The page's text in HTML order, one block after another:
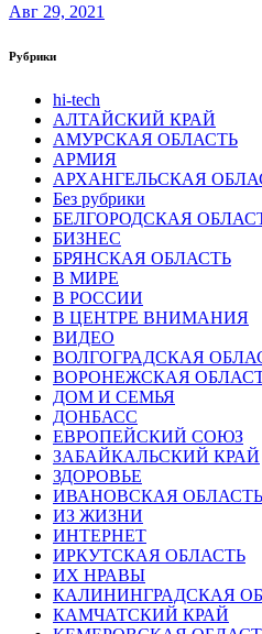
Авг 29, 2021
Рубрики
hi-tech
АЛТАЙСКИЙ КРАЙ
АМУРСКАЯ ОБЛАСТЬ
АРМИЯ
АРХАНГЕЛЬСКАЯ
Без рубрики
БЕЛГОРОДСКАЯ
БИЗНЕС
БРЯНСКАЯ ОБЛАСТЬ
В МИРЕ
В РОССИИ
В ЦЕНТРЕ ВНИМАНИЯ
ВИДЕО
ВОЛГОГРАДСКАЯ
ВОРОНЕЖСКАЯ
ДОМ И СЕМЬЯ
ДОНБАСС
ЕВРОПЕЙСКИЙ СОЮЗ
ЗАБАЙКАЛЬСКИЙ КРАЙ
ЗДОРОВЬЕ
ИВАНОВСКАЯ ОБЛАСТЬ
ИЗ ЖИЗНИ
ИНТЕРНЕТ
ИРКУТСКАЯ ОБЛАСТЬ
ИХ НРАВЫ
КАЛИНИНГРАДCКАЯ
КАМЧАТСКИЙ КРАЙ